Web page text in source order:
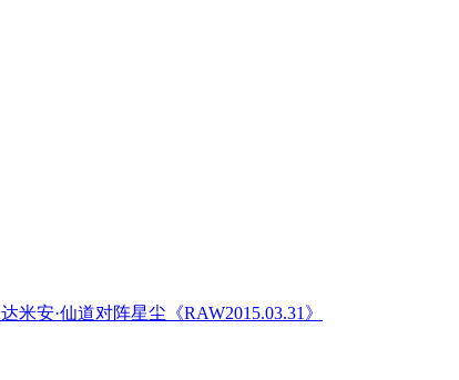
达米安·仙道对阵星尘《RAW2015.03.31》